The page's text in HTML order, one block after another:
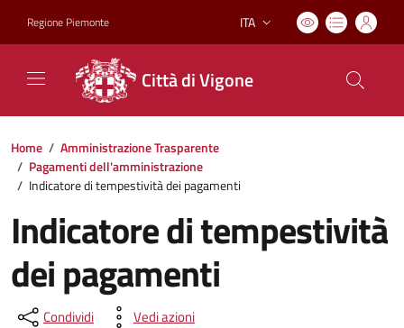
Regione Piemonte Lingua attiva:
ITA
Città di Vigone
Home / Amministrazione Trasparente
/ Pagamenti dell'amministrazione
/ Indicatore di tempestività dei pagamenti
Indicatore di tempestività
dei pagamenti
Condividi Vedi azioni